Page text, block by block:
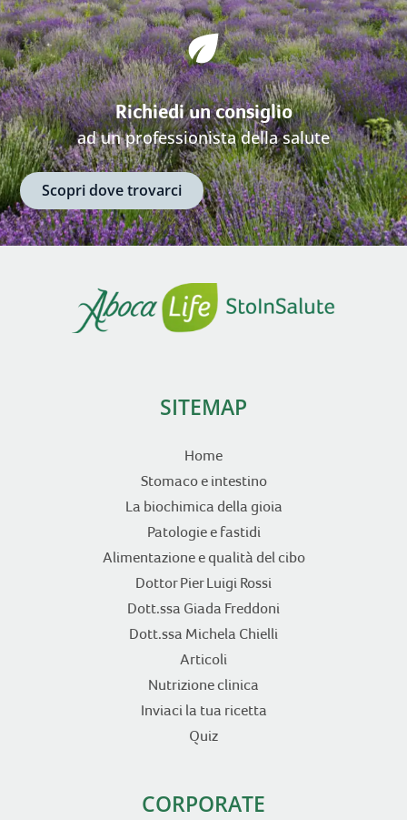
Richiedi un consiglio
ad un professionista della salute
Scopri dove trovarci
SITEMAP
Home
Stomaco e intestino
La biochimica della gioia
Patologie e fastidi
Alimentazione e qualità del cibo
Dottor Pier Luigi Rossi
Dott.ssa Giada Freddoni
Dott.ssa Michela Chielli
Articoli
Nutrizione clinica
Inviaci la tua ricetta
Quiz
CORPORATE